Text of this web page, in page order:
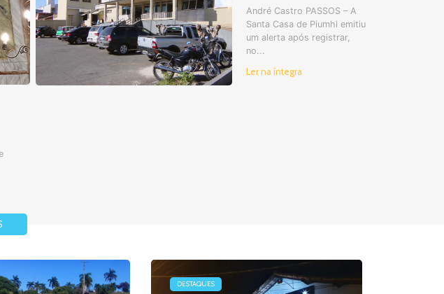
André Castro PASSOS – A
Santa Casa de Piumhi emitiu
um alerta após registrar,
no...
Ler na íntegra
DESTAQUES